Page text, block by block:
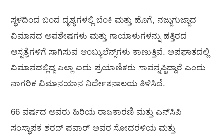
ಸ್ಥಳದಿಂದ ಬಂದ ದೃಶ್ಯಗಳಲ್ಲಿ ಬೆಂಕಿ ಮತ್ತು ಹೊಗೆ, ನಜ್ಜುಗುಜ್ಜಾದ
ವಿಮಾನದ ಅವಶೇಷಗಳು ಮತ್ತು ಗಾಯಾಳುಗಳನ್ನು ಹತ್ತಿರದ
ಆಸ್ಪತ್ರೆಗಳಿಗೆ ಸಾಗಿಸುವ ಆಂಬ್ಯುಲೆನ್ಸ್‌ಗಳು ಕಾಣುತ್ತಿವೆ. ಅಪಘಾತದಲ್ಲಿ
ವಿಮಾನದಲ್ಲಿದ್ದ ಎಲ್ಲಾ ಐದು ಪ್ರಯಾಣಿಕರು ಸಾವನ್ನಪ್ಪಿದ್ದಾರೆ ಎಂದು
ನಾಗರಿಕ ವಿಮಾನಯಾನ ನಿರ್ದೇಶನಾಲಯ ತಿಳಿಸಿದೆ.
66 ವರ್ಷದ ಅವರು ಹಿರಿಯ ರಾಜಕಾರಣಿ ಮತ್ತು ಎನ್‌ಸಿಪಿ
ಸಂಸ್ಥಾಪಕ ಶರದ್ ಪವಾರ್ ಅವರ ಸೋದರಳಿಯ ಮತ್ತು